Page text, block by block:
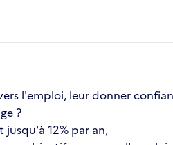
l'emploi, leur donner
?
12% par an,